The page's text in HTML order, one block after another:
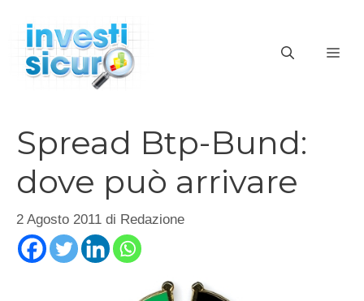
contenuto
Spread Btp-Bund:
dove può arrivare
2 Agosto 2011 di Redazione